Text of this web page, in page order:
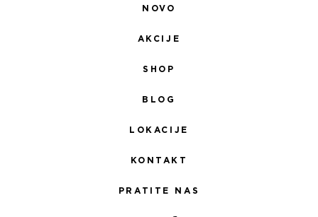
NOVO
AKCIJE
SHOP
BLOG
LOKACIJE
KONTAKT
PRATITE NAS